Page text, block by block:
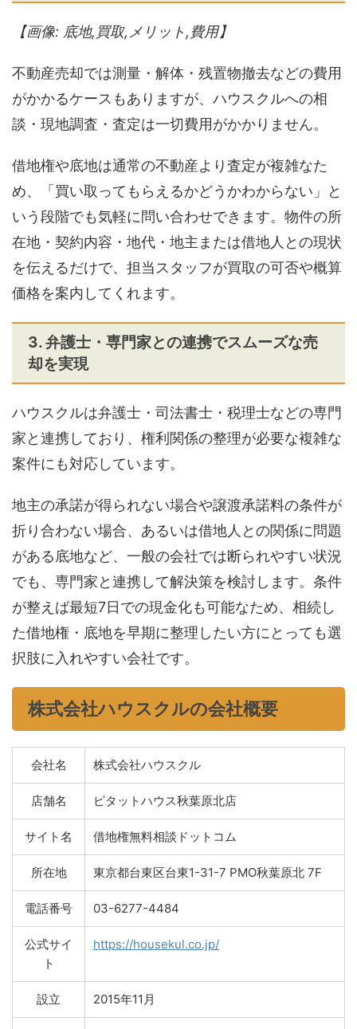
【画像: 底地,買取,メリット,費用】
不動産売却では測量・解体・残置物撤去などの費用
がかかるケースもありますが、ハウスクルへの相
談・現地調査・査定は一切費用がかかりません。
借地権や底地は通常の不動産より査定が複雑なた
め、「買い取ってもらえるかどうかわからない」と
いう段階でも気軽に問い合わせできます。物件の所
在地・契約内容・地代・地主または借地人との現状
を伝えるだけで、担当スタッフが買取の可否や概算
価格を案内してくれます。
3. 弁護士・専門家との連携でスムーズな売
却を実現
ハウスクルは弁護士・司法書士・税理士などの専門
家と連携しており、権利関係の整理が必要な複雑な
案件にも対応しています。
地主の承諾が得られない場合や譲渡承諾料の条件が
折り合わない場合、あるいは借地人との関係に問題
がある底地など、一般の会社では断られやすい状況
でも、専門家と連携して解決策を検討します。条件
が整えば最短7日での現金化も可能なため、相続し
た借地権・底地を早期に整理したい方にとっても選
択肢に入れやすい会社です。
株式会社ハウスクルの会社概要
会社名 株式会社ハウスクル
店舗名 ピタットハウス秋葉原北店
サイト名 借地権無料相談ドットコム
所在地 東京都台東区台東1-31-7 PMO秋葉原北 7F
電話番号 03-6277-4484
公式サイ
ト
https://housekul.co.jp/
設立 2015年11月